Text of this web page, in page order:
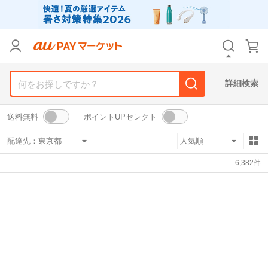
詳細検索
送料無料 ポイントUPセレクト
配達先：
6,382件
カテゴリ すべて
すべて
支払い方法 すべて
その他の条件
カテゴリ すべて
すべて
支払い方法 すべて
その他の条件